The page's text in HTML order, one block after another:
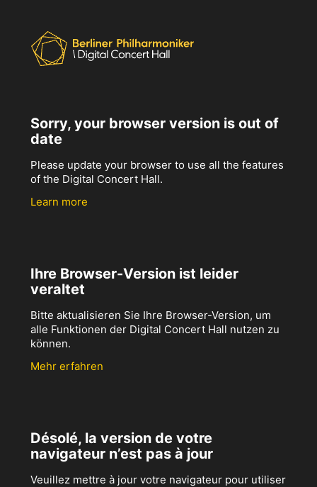
Sorry, your browser version is out of
date
Please update your browser to use all the features
of the Digital Concert Hall.
Learn more
Ihre Browser-Version ist leider
veraltet
Bitte aktualisieren Sie Ihre Browser-Version, um
alle Funktionen der Digital Concert Hall nutzen zu
können.
Mehr erfahren
Désolé, la version de votre
navigateur n’est pas à jour
Veuillez mettre à jour votre navigateur pour utiliser